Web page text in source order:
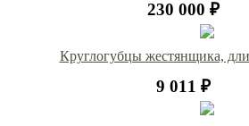
230 000 ₽
Круглогубцы жестянщика,
9 011 ₽